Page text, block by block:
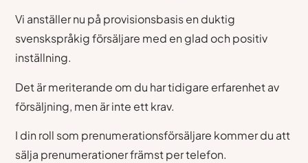
Vi anställer nu på provisionsbasis en duktig
svenskspråkig försäljare med en glad och positiv
inställning.
Det är meriterande om du har tidigare erfarenhet av
försäljning, men är inte ett krav.
I din roll som prenumerationsförsäljare kommer du att
sälja prenumerationer främst per telefon.